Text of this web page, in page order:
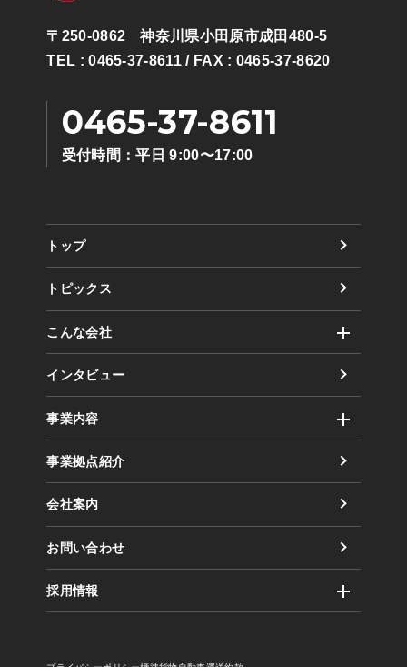
〒250-0862 神奈川県小田原市成田480-5
TEL : 0465-37-8611/ FAX : 0465-37-8620
0465-37-8611
受付時間：平日 9:00〜17:00
トップ
トピックス
こんな会社
取り組み（方針）
数字で見るまるだい
インタビュー
事業内容
運輸事業
業務委託事業
事業拠点紹介
会社案内
お問い合わせ
採用情報